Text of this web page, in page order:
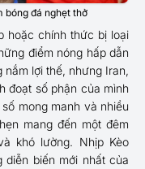
bóng đá nghẹt thở
hoặc chính thức bị loại
điểm nóng hấp dẫn
nắm lợi thế, nhưng Iran,
đoạt số phận của mình
mong manh và nhiều
mang đến một đêm
khó lường. Nhịp Kèo
diễn biến mới nhất của